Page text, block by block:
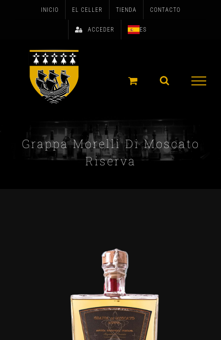
INICIO EL CELLER TIENDA CONTACTO
ACCEDER ES
Grappa Morelli Di Moscato
Riserva